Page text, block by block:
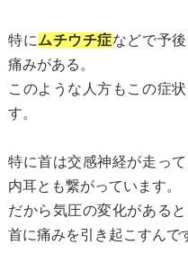
特にムチウチ症などで予
痛みがある。
このような人方もこの症
す。
特に首は交感神経が走っ
内耳とも繋がっています。
だから気圧の変化がある
首に痛みを引き起こすんで